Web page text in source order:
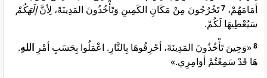
أمَامَهُمْ، 7تَخْرُجُونَ مِنْ مَكَانِ الكَمِينِ وَتَأْخُذُونَ المَدِينَةَ، لِأنَّإلَهَكُمْ
سَيُعْطِيهَا لَكُمْ.
8«وَحِينَ تَأْخُذُونَ المَدِينَةَ، أحْرِقُوهَا بِالنَّارِ. اعْمَلُوا بِحَسَبِ أمْرِ اللهِ.
هَا قَدْ سَمِعْتُمْ أوَامِرِي.»